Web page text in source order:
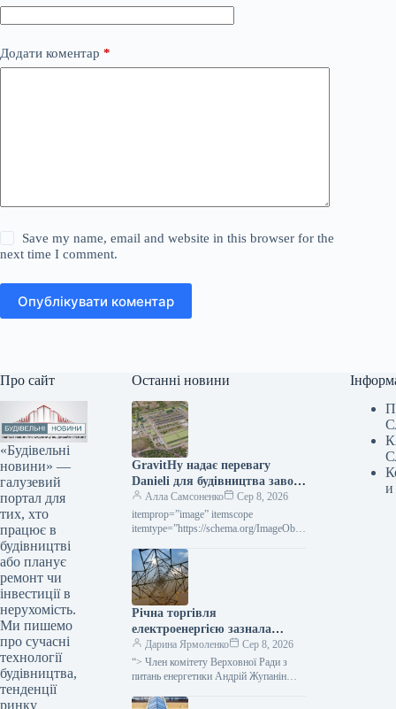
Додати коментар *
Save my name, email and website in this browser for the
next time I comment.
Опублікувати коментар
Про сайт
«Будівельні
новини» —
галузевий
портал для
тих, хто
працює в
будівництві
або планує
ремонт чи
інвестиції в
нерухомість.
Ми пишемо
про сучасні
технології
будівництва,
тенденції
ринку
Останні новини
GravitHy надає перевагу
Danieli для будівництва заводу
DRI у Фос-сюр-Мер
Алла Самсоненко
Сер 8, 2026
itemprop=”image” itemscope
itemtype=”https://schema.org/ImageObje
GravitHy Новини Глобальний ринок
зелена сталь Роздрукувати 82 08
Серпня 2026 GravitHy обрала Danieli
для…
Річна торгівля
електроенергією зазнала
невдачі через військові
загрози для покупців та
надмірну вартість,
Дарина Ярмоленко
Сер 8, 2026
“> Член комітету Верховної Ради з
питань енергетики Андрій Жупанін
аукціону з продажу електроенергії…
и